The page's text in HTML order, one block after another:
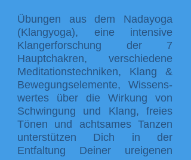
Übungen aus dem Nadayoga
(Klangyoga), eine intensive
Klangerforschung der 7
Hauptchakren, verschiedene
Meditationstechniken, Klang &
Bewegungselemente, Wissens-
wertes über die Wirkung von
Schwingung und Klang, freies
Tönen und achtsames Tanzen
unterstützen Dich in der
Entfaltung Deiner ureigenen